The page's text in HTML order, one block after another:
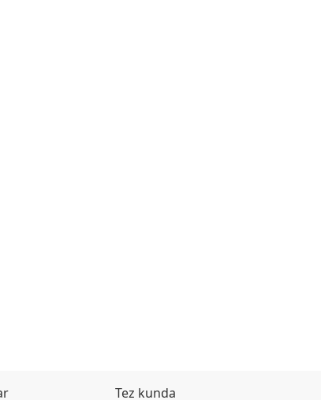
Tez kunda